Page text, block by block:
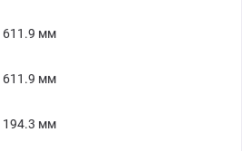
611.9 мм
611.9 мм
194.3 мм